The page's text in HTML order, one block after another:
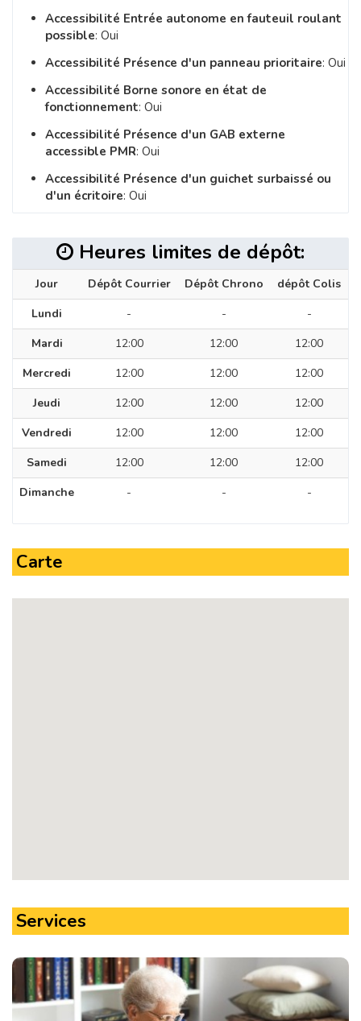
Accessibilité Entrée autonome en fauteuil roulant
possible: Oui
Accessibilité Présence d'un panneau prioritaire: Oui
Accessibilité Borne sonore en état de
fonctionnement: Oui
Accessibilité Présence d'un GAB externe
accessible PMR: Oui
Accessibilité Présence d'un guichet surbaissé ou
d'un écritoire: Oui
Heures limites de dépôt:
Jour Dépôt Courrier Dépôt Chrono
dépôt Colis
Lundi
- -
-
Mardi
12:00 12:00
12:00
Mercredi
12:00 12:00
12:00
Jeudi
12:00 12:00
12:00
Vendredi
12:00 12:00
12:00
Samedi
12:00 12:00
12:00
Dimanche
- - -
Carte
Services